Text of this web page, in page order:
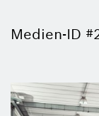
Medien-ID